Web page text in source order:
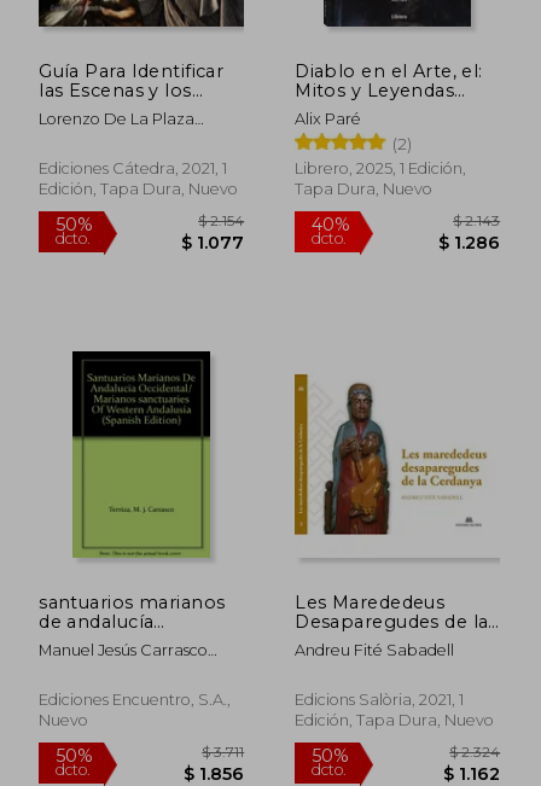
Guía Para Identificar
las Escenas y los
Personajes de la
Biblia
Lorenzo De La Plaza
Molino; Adoraci&Oacute;N
Morales G&Oacute;Mez;
Jos&Eacute; Mar&Iacute;A
Mart&Iacute;Nez Murillo
Ediciones Cátedra, 2021, 1
Edición, Tapa Dura, Nuevo
50%
Diablo en el Arte, el:
Mitos y Leyendas
Sobre el Diablo
Alix Paré
(2)
Librero, 2025, 1 Edición,
Tapa Dura, Nuevo
40%
dcto.
santuarios marianos
de andalucía
occidental
Manuel Jesús Carrasco
Ediciones Encuentro, S.a.,
Nuevo
Les Marededeus
Desaparegudes de la
Cerdanya (en Catalán)
Andreu Fité Sabadell
Edicions Salòria, 2021, 1
Edición, Tapa Dura, Nuevo